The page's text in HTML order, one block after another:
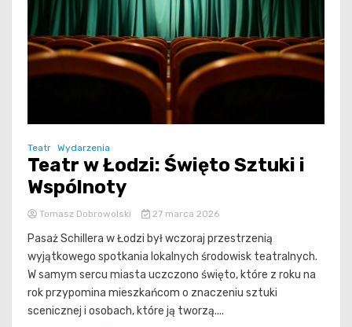
Teatr Wydarzenia
Teatr w Łodzi: Święto Sztuki i
Wspólnoty
Tomasz Dobrowolski 27 marca 2026
Pasaż Schillera w Łodzi był wczoraj przestrzenią
wyjątkowego spotkania lokalnych środowisk teatralnych.
W samym sercu miasta uczczono święto, które z roku na
rok przypomina mieszkańcom o znaczeniu sztuki
scenicznej i osobach, które ją tworzą....